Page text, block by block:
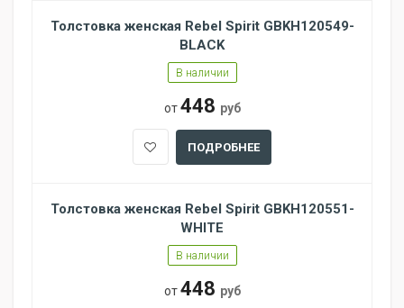
Толстовка женская Rebel Spirit GBKH120549-
BLACK
В наличии
от448 руб
ПОДРОБНЕЕ
Толстовка женская Rebel Spirit GBKH120551-
WHITE
В наличии
от448 руб